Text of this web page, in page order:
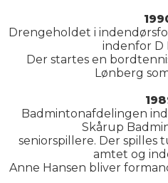
Drengeholdet i
indenfor D
Der startes en
Lønberg
Badmintonafdelingen
Skårup
seniorspillere. Der
amtet og
Anne Hansen bliver